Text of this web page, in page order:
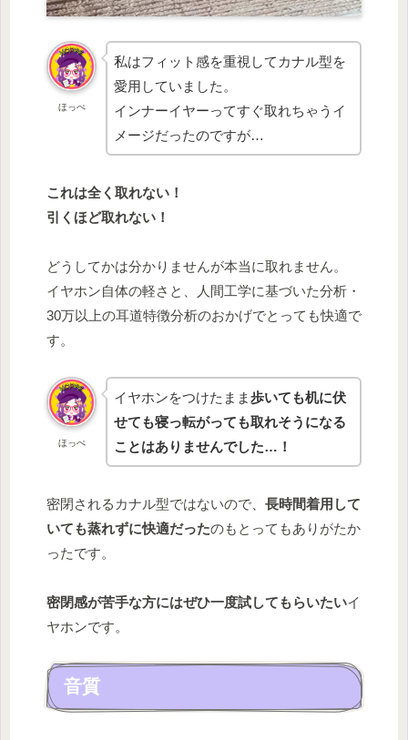
ほっぺ
私はフィット感を重視してカナル型を
愛用していました。
インナーイヤーってすぐ取れちゃうイ
メージだったのですが…
これは全く取れない！
引くほど取れない！
どうしてかは分かりませんが本当に取れません。
イヤホン自体の軽さと、人間工学に基づいた分析・
30万以上の耳道特徴分析のおかげでとっても快適で
す。
ほっぺ
イヤホンをつけたまま歩いても机に伏
せても寝っ転がっても取れそうになる
ことはありませんでした…！
密閉されるカナル型ではないので、 長時間着用して
いても蒸れずに快適だったのもとってもありがたか
ったです。
密閉感が苦手な方にはぜひ一度試してもらいたいイ
ヤホンです。
音質